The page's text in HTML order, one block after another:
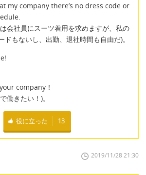
my company there’s no dress code or
会社員にスーツ着用を求めますが、私の
ドもないし、出勤、退社時間も自由だ)。
company！
働きたい！)。
役に立った 13
2019/11/28 21:30